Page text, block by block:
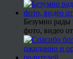
Безумно
фото, видео